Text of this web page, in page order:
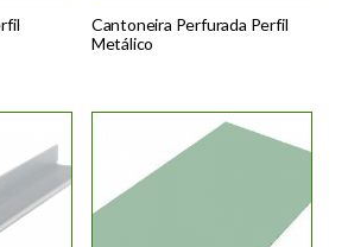
Cantoneira Perfurada Perfil
Metálico